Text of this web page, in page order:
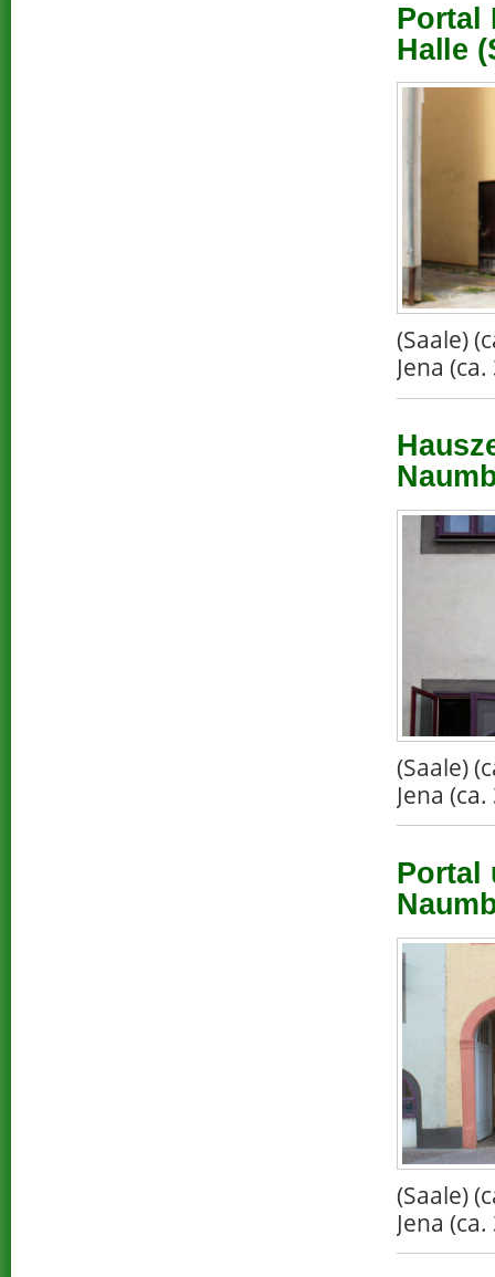
Portal
Halle
(Saale)
Jena
(Saale)
Jena
Portal
(Saale)
Jena